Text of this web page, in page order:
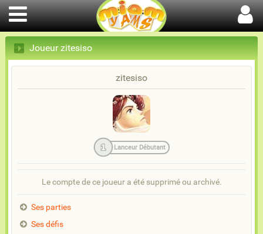
Joueur zitesiso
zitesiso
1 Lanceur Débutant
Le compte de ce joueur a été supprimé ou archivé.
Ses parties
Ses défis